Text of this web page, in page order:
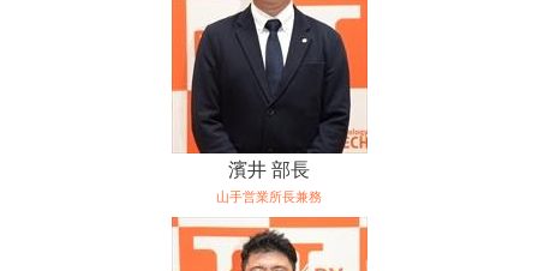
濱井 部長
山手営業所長兼務